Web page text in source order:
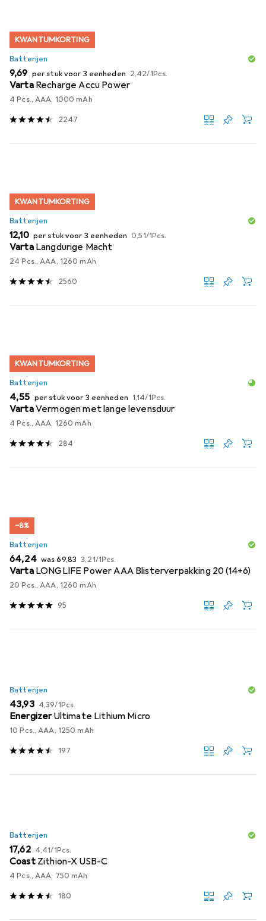
KWANTUMKORTING
Batterijen
EUR
9,69 per stuk voor 3 eenheden EUR
2,42/1Pcs.
Varta Recharge Accu Power
4 Pcs., AAA, 1000 mAh
2247
KWANTUMKORTING
Batterijen
EUR
12,10 per stuk voor 3 eenheden EUR
0,51/1Pcs.
Varta Langdurige Macht
24 Pcs., AAA, 1260 mAh
2560
KWANTUMKORTING
Batterijen
EUR
4,55 per stuk voor 3 eenheden EUR
1,14/1Pcs.
VartaVermogen met lange levensduur
4 Pcs., AAA, 1260 mAh
284
−8%
Batterijen
EUR
64,24 wasEUR
69,83 EUR
3,21/1Pcs.
Varta LONGLIFE Power AAA Blisterverpakking 20 (14+6)
20 Pcs., AAA, 1260 mAh
95
Batterijen
EUR
43,93 EUR
4,39/1Pcs.
EnergizerUltimate Lithium Micro
10 Pcs., AAA, 1250 mAh
197
Batterijen
EUR
17,62 EUR
4,41/1Pcs.
Coast Zithion-X USB-C
4 Pcs., AAA, 750 mAh
180